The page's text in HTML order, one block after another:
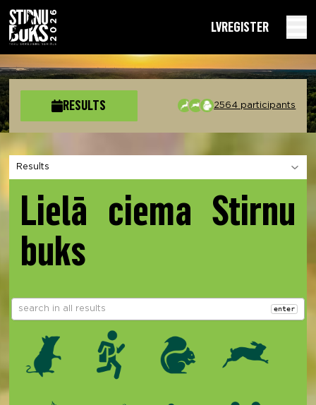
LVREGISTER
RESULTS 2564 participants
Choose a section
Lielā ciema Stirnu
buks
enter